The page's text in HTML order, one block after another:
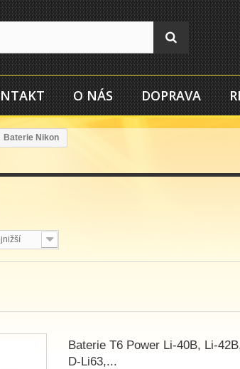
O NÁS DOPRAVA
Baterie Nikon
Baterie T6 Power Li-40B, Li-
D-Li63,...